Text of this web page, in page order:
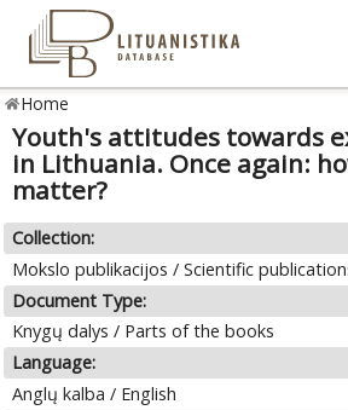
Home
Youth's attitudes towards
in Lithuania. Once again:
matter?
Collection:
Mokslo publikacijos / Scientific
Document Type:
Knygų dalys / Parts of the books
Language:
Anglų kalba / English